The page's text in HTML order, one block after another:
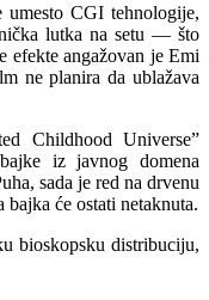
umesto CGI tehnologije,
lutka na setu — što
efekte angažovan je Emi
ne planira da ublažava
Childhood Universe”
iz javnog domena
sada je red na drvenu
će ostati netaknuta.
bioskopsku distribuciju,